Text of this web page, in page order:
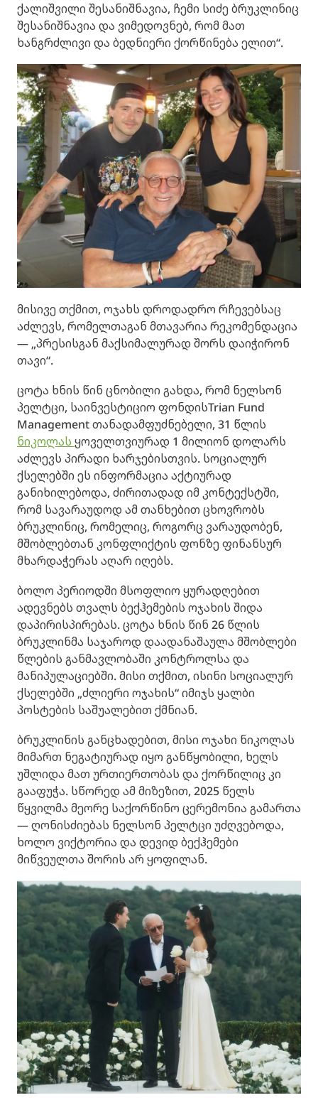
ქალიშვილი შესანიშნავია, ჩემი სიძე ბრუკლინიც
შესანიშნავია და ვიმედოვნებ, რომ მათ
ხანგრძლივი და ბედნიერი ქორწინება ელით“.
მისივე თქმით, ოჯახს დროდადრო რჩევებსაც
აძლევს, რომელთაგან მთავარია რეკომენდაცია
— „პრესისგან მაქსიმალურად შორს დაიჭირონ
თავი“.
ცოტა ხნის წინ ცნობილი გახდა, რომ ნელსონ
პელტცი, საინვესტიციო ფონდისTrian Fund
Managementთანადამფუძნებელი, 31 წლის
ნიკოლას ყოველთვიურად 1 მილიონ დოლარს
აძლევს პირადი ხარჯებისთვის. სოციალურ
ქსელებში ეს ინფორმაცია აქტიურად
განიხილებოდა, ძირითადად იმ კონტექსტში,
რომ სავარაუდოდ ამ თანხებით ცხოვრობს
ბრუკლინიც, რომელიც, როგორც ვარაუდობენ,
მშობლებთან კონფლიქტის ფონზე ფინანსურ
მხარდაჭერას აღარ იღებს.
ბოლო პერიოდში მსოფლიო ყურადღებით
ადევნებს თვალს ბექჰემების ოჯახის შიდა
დაპირისპირებას. ცოტა ხნის წინ 26 წლის
ბრუკლინმა საჯაროდ დაადანაშაულა მშობლები
წლების განმავლობაში კონტროლსა და
მანიპულაციებში. მისი თქმით, ისინი სოციალურ
ქსელებში „ძლიერი ოჯახის“ იმიჯს ყალბი
პოსტების საშუალებით ქმნიან.
ბრუკლინის განცხადებით, მისი ოჯახი ნიკოლას
მიმართ ნეგატიურად იყო განწყობილი, ხელს
უშლიდა მათ ურთიერთობას და ქორწილიც კი
გააფუჭა. სწორედ ამ მიზეზით, 2025 წელს
წყვილმა მეორე საქორწინო ცერემონია გამართა
— ღონისძიებას ნელსონ პელტცი უძღვებოდა,
ხოლო ვიქტორია და დევიდ ბექჰემები
მიწვეულთა შორის არ ყოფილან.